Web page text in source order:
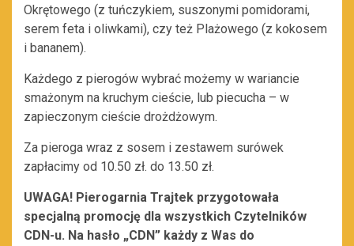
Okrętowego (z tuńczykiem, suszonymi pomidorami,
serem feta i oliwkami), czy też Plażowego (z kokosem
i bananem).
Każdego z pierogów wybrać możemy w wariancie
smażonym na kruchym cieście, lub piecucha – w
zapieczonym cieście drożdżowym.
Za pieroga wraz z sosem i zestawem surówek
zapłacimy od 10.50 zł. do 13.50 zł.
UWAGA! Pierogarnia Trajtek przygotowała
specjalną promocję dla wszystkich Czytelników
CDN-u. Na hasło „CDN” każdy z Was do